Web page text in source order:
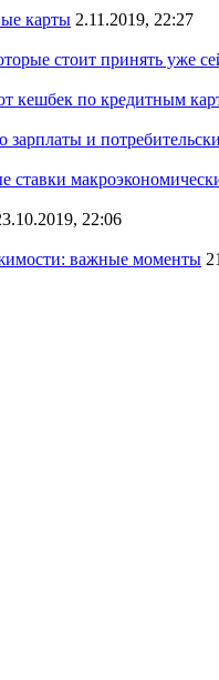
карты 2.11.2019, 22:27
стоит принять уже
кешбек по кредитным
зарплаты и
ставки
22:06
важные моменты